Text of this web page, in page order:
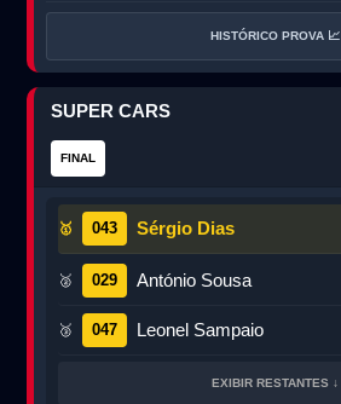
HISTÓRICO PROVA 📈
SUPER CARS
FINAL
🥇 043 Sérgio Dias
🥈 029 António Sousa
🥉 047 Leonel Sampaio
EXIBIR RESTANTES ↓